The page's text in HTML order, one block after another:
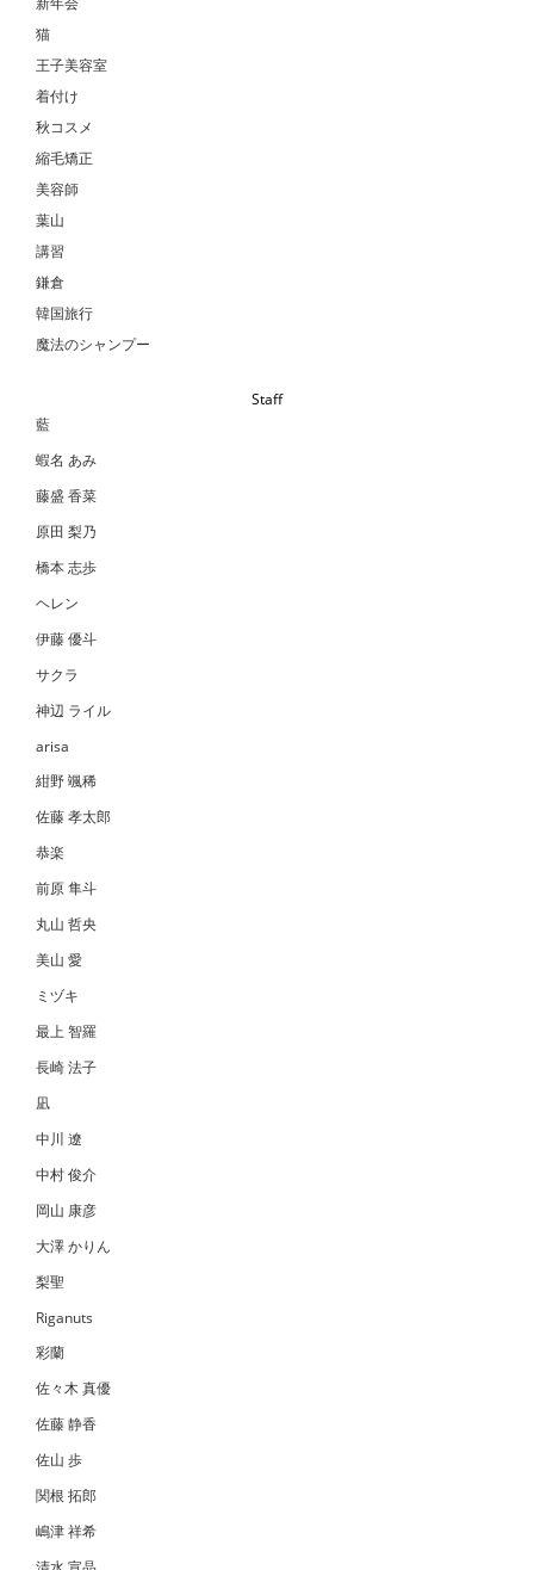
猫
王子美容室
着付け
秋コスメ
縮毛矯正
美容師
葉山
講習
鎌倉
韓国旅行
魔法のシャンプー
Staff
藍
蝦名 あみ
藤盛 香菜
原田 梨乃
橋本 志歩
ヘレン
伊藤 優斗
サクラ
神辺 ライル
arisa
紺野 颯稀
佐藤 孝太郎
恭楽
前原 隼斗
丸山 哲央
美山 愛
ミヅキ
最上 智羅
長崎 法子
凪
中川 遼
中村 俊介
岡山 康彦
大澤 かりん
梨聖
Riganuts
彩蘭
佐々木 真優
佐藤 静香
佐山 歩
関根 拓郎
嶋津 祥希